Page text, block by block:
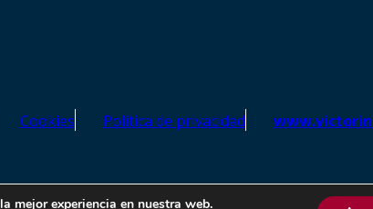
Cookies Política de privacidad
Todos los derechos reservados | SEO de Agencia
mejor experiencia en nuestra web.